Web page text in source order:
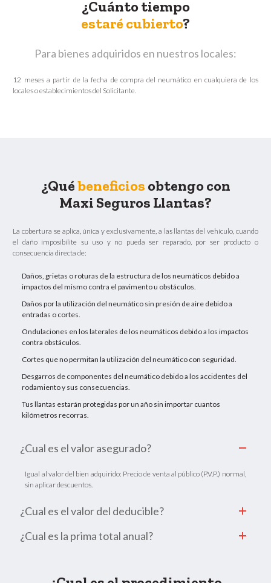
¿Cuánto tiempo
estaré cubierto?
Para bienes adquiridos en nuestros locales:
12 meses a partir de la fecha de compra del neumático en cualquiera de los
locales o establecimientos del Solicitante.
¿Québeneficios obtengo con
Maxi Seguros Llantas?
La cobertura se aplica, única y exclusivamente, a las llantas del vehículo, cuando
el daño imposibilite su uso y no pueda ser reparado, por ser producto o
consecuencia directa de:
Daños, grietas o roturas de la estructura de los neumáticos debido a
impactos del mismo contra el pavimento u obstáculos.
Daños por la utilización del neumático sin presión de aire debido a
entradas o cortes.
Ondulaciones en los laterales de los neumáticos debido a los impactos
contra obstáculos.
Cortes que no permitan la utilización del neumático con seguridad.
Desgarros de componentes del neumático debido a los accidentes del
rodamiento y sus consecuencias.
Tus llantas estarán protegidas por un año sin importar cuantos
kilómetros recorras.
¿Cual es el valor asegurado?
Igual al valor del bien adquirido: Precio de venta al público (P.V.P.) normal,
sin aplicar descuentos.
¿Cual es el valor del deducible?
¿Cual es la prima total anual?